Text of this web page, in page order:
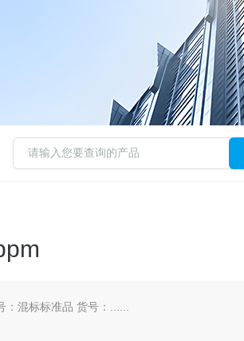
混标标准品 货号：......